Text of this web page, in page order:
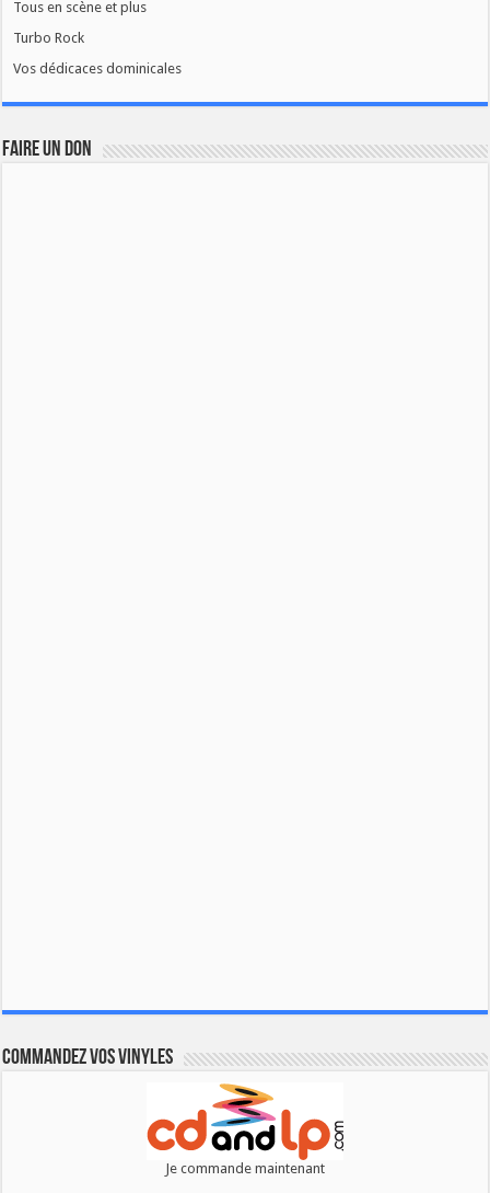
Tous en scène et plus
Turbo Rock
Vos dédicaces dominicales
FAIRE UN DON
Commandez vos vinyles
Je commande maintenant